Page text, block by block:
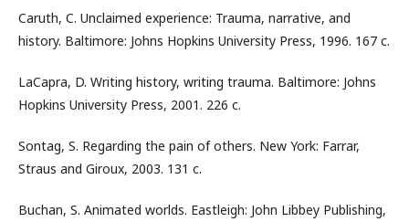
Caruth, C. Unclaimed experience: Trauma, narrative, and
history. Baltimore: Johns Hopkins University Press, 1996. 167 с.
LaCapra, D. Writing history, writing trauma. Baltimore: Johns
Hopkins University Press, 2001. 226 с.
Sontag, S. Regarding the pain of others. New York: Farrar,
Straus and Giroux, 2003. 131 с.
Buchan, S. Animated worlds. Eastleigh: John Libbey Publishing,